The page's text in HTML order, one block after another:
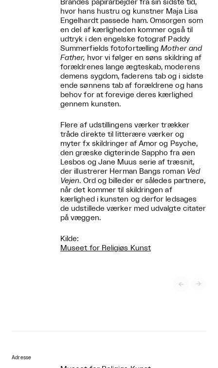
Brandes papirarbejder fra sin sidste tid,
hvor hans hustru og kunstner Maja Lisa
Engelhardt passede ham. Omsorgen som
en del af kærligheden kommer også til
udtryk i den engelske fotograf Paddy
Summerfields fotofortællingMother and
Father, hvor vi følger en søns skildring af
forældrenes lange ægteskab, moderens
demens sygdom, faderens tab og i sidste
ende sønnens tab af forældrene og hans
behov for at forevige deres kærlighed
gennem kunsten.
Flere af udstillingens værker trækker
tråde direkte til litterære værker og
myter fx skildringer af Amor og Psyche,
den græske digterinde Sappho fra øen
Lesbos og Jane Muus serie af træsnit,
der illustrerer Herman Bangs roman Ved
Vejen. Ord og billeder er således partnere,
når det kommer til skildringen af
kærlighed i kunsten og derfor ledsages
de udstillede værker med udvalgte citater
på væggen.
Kilde:
Museet for Religiøs Kunst
 
Adresse